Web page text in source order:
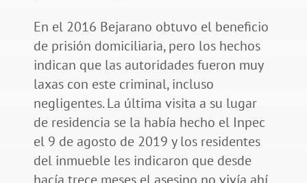
En el 2016 Bejarano obtuvo el beneficio
de prisión domiciliaria, pero los hechos
indican que las autoridades fueron muy
laxas con este criminal, incluso
negligentes. La última visita a su lugar
de residencia se la había hecho el Inpec
el 9 de agosto de 2019 y los residentes
del inmueble les indicaron que desde
hacía trece meses el asesino no vivía ahí.